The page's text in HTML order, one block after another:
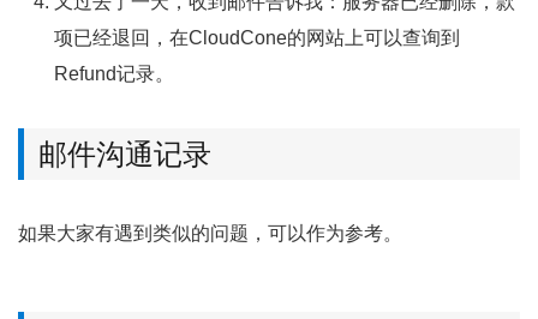
项已经退回，在CloudCone的网站上可以查询到
Refund记录。
邮件沟通记录
如果大家有遇到类似的问题，可以作为参考。